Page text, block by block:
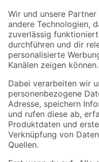
Der toom Newsletter: Keine
Zur Newsletter
Folge uns
Zahlungsarten
Sicher einkaufen